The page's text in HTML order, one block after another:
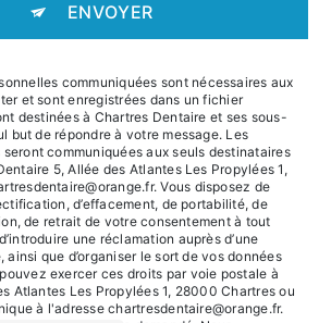
ENVOYER
communiquées sont nécessaires aux
et sont enregistrées dans un fichier
destinées à Chartres Dentaire et ses sous-
but de répondre à votre message. Les
communiquées aux seuls destinataires
5, Allée des Atlantes Les Propylées 1,
Vous disposez de
d’effacement, de portabilité, de
de retrait de votre consentement à tout
une réclamation auprès d’une
que d’organiser le sort de vos données
exercer ces droits par voie postale à
Atlantes Les Propylées 1, 28000 Chartres ou
à l'adresse chartresdentaire@orange.fr.